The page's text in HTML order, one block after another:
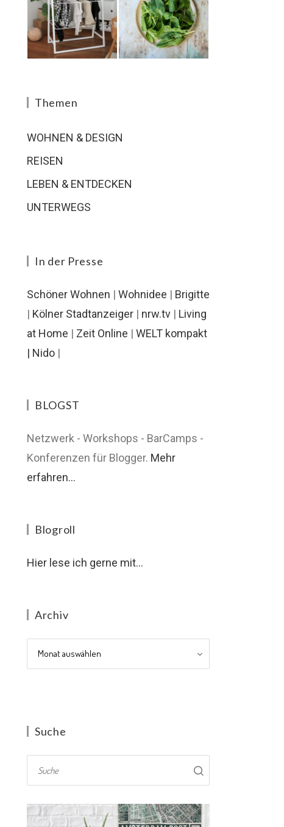
Themen
WOHNEN & DESIGN
REISEN
LEBEN & ENTDECKEN
UNTERWEGS
In der Presse
Schöner Wohnen | Wohnidee | Brigitte
| Kölner Stadtanzeiger | nrw.tv | Living
at Home | Zeit Online | WELT kompakt
| Nido |
BLOGST
Netzwerk - Workshops - BarCamps -
Konferenzen für Blogger. Mehr
erfahren...
Blogroll
Hier lese ich gerne mit...
Archiv
Archiv
Suche